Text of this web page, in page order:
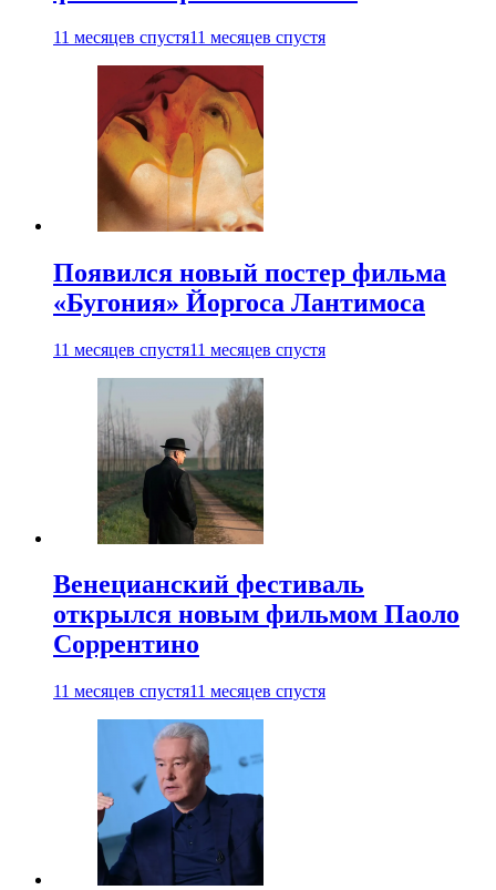
11 месяцев спустя11 месяцев спустя
Появился новый постер фильма
«Бугония» Йоргоса Лантимоса
11 месяцев спустя11 месяцев спустя
Венецианский фестиваль
открылся новым фильмом Паоло
Соррентино
11 месяцев спустя11 месяцев спустя